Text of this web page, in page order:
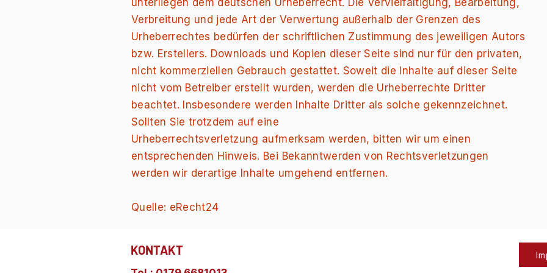
unterliegen dem deutschen Urheberrecht. Die Vervielfältigung, Bearbeitung,
Verbreitung und jede Art der Verwertung außerhalb der Grenzen des
Urheberrechtes bedürfen der schriftlichen Zustimmung des jeweiligen Autors
bzw. Erstellers. Downloads und Kopien dieser Seite sind nur für den privaten,
nicht kommerziellen Gebrauch gestattet. Soweit die Inhalte auf dieser Seite
nicht vom Betreiber erstellt wurden, werden die Urheberrechte Dritter
beachtet. Insbesondere werden Inhalte Dritter als solche gekennzeichnet.
Sollten Sie trotzdem auf eine
Urheberrechtsverletzung aufmerksam werden, bitten wir um einen
entsprechenden Hinweis. Bei Bekanntwerden von Rechtsverletzungen
werden wir derartige Inhalte umgehend entfernen.
Quelle: eRecht24
KONTAKT